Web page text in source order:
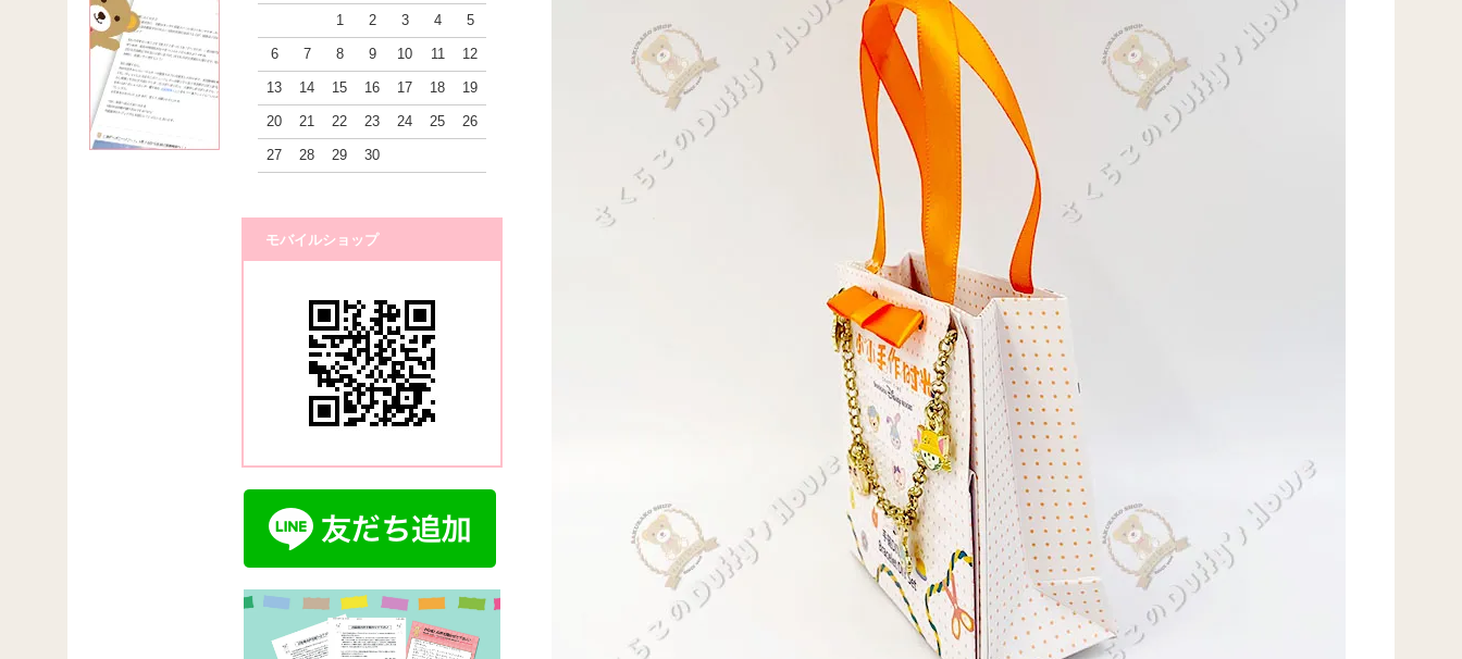
1
2 3 4 5
6 7 8 9 10 11 12
13 14 15 16 17 18 19
20 21 22 23 24 25 26
27 28 29 30
モバイルショップ